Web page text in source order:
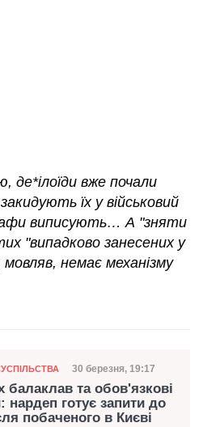
вже почали
їх у військовий
виписують… А "зняти
"випадково занесених у
мовляв, немає механізму
Дата публікації
30 березня, 19:17
балаклав та обов'язкові
нардеп готує запити до
побаченого в Києві